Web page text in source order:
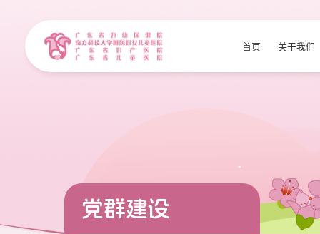
首页 关于我们
党群建设